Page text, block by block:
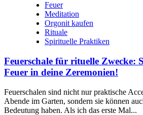
Feuer
Meditation
Orgonit kaufen
Rituale
Spirituelle Praktiken
Feuerschale für rituelle Zwecke:
Feuer in deine Zeremonien!
Feuerschalen sind nicht nur praktische
Abende im Garten, sondern sie können
Bedeutung haben. Als ich das erste Mal...